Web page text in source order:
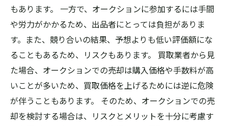
もあります。 一方で、オークションに参加するには手間
や労力がかかるため、出品者にとっては負担がありま
す。また、競り合いの結果、予想よりも低い評価額にな
ることもあるため、リスクもあります。 買取業者から見
た場合、オークションでの売却は購入価格や手数料が高
いことが多いため、買取価格を上げるためには逆に危険
が伴うこともあります。 そのため、オークションでの売
却を検討する場合は、リスクとメリットを十分に考慮す